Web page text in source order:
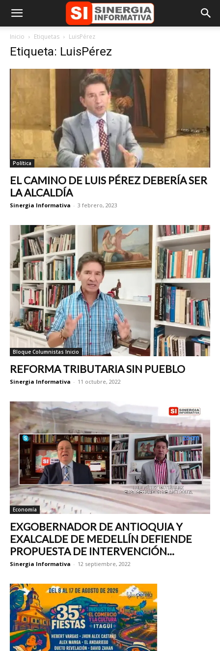
Inicio Etiquetas LuisPérez
Etiqueta: LuisPérez
Política
EL CAMINO DE LUIS PÉREZ DEBERÍA SER
LA ALCALDÍA
Sinergia Informativa - 3 febrero, 2023
Bloque Columnistas Inicio
REFORMA TRIBUTARIA SIN PUEBLO
Sinergia Informativa - 11 octubre, 2022
Economía
EXGOBERNADOR DE ANTIOQUIA Y
EXALCALDE DE MEDELLÍN DEFIENDE
PROPUESTA DE INTERVENCIÓN...
Sinergia Informativa - 12 septiembre, 2022